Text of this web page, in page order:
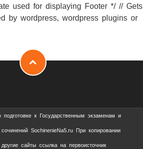
used for displaying Footer */ // Gets
by wordpress, wordpress plugins or
к Государственным экзаменам и
SochinenieNa5.ru При копировании
сайты ссылка на первоисточник